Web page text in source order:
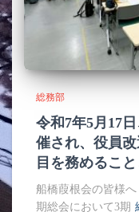
総務部
令和7年5月17
催され、役員
目を務めること
船橋葭根会の皆様
期総会において3期